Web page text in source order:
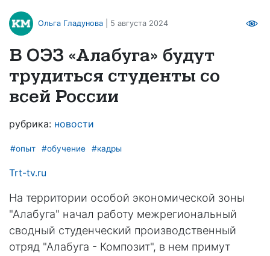
Ольга Гладунова | 5 августа 2024
В ОЭЗ «Алабуга» будут
трудиться студенты со
всей России
рубрика: новости
#опыт #обучение #кадры
Trt-tv.ru
На территории особой экономической зоны
"Алабуга" начал работу межрегиональный
сводный студенческий производственный
отряд "Алабуга - Композит", в нем примут